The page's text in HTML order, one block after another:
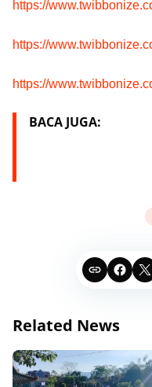
https://
https://
https://
BACA JUGA:
Related News